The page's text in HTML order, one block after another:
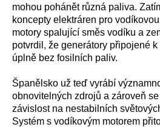
mohou pohánět různá paliva.
koncepty elektráren pro
motory spalující směs vodíku a
potvrdil, že generátory připojené
úplně bez fosilních paliv.
Španělsko už teď vyrábí
obnovitelných zdrojů a zároveň
závislost na nestabilních
Systém s vodíkovým motorem